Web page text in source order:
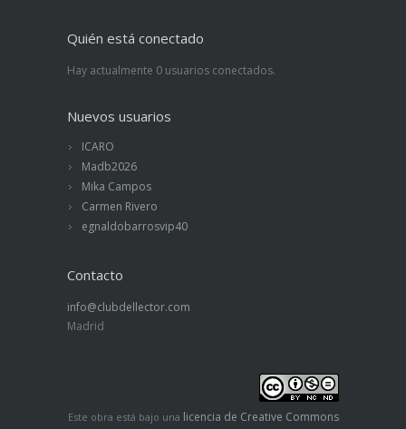
Quién está conectado
Hay actualmente 0 usuarios conectados.
Nuevos usuarios
ICARO
Madb2026
Mika Campos
Carmen Rivero
egnaldobarrosvip40
Contacto
info@clubdellector.com
Madrid
Este obra está bajo una licencia de Creative Commons